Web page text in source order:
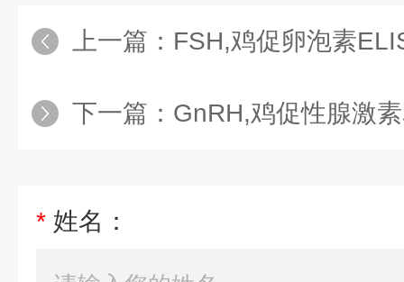
上一篇： FSH,鸡促卵泡素
下一篇： GnRH,鸡促性腺激素释
* 姓名：